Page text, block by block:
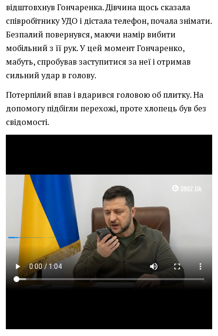
відштовхнув Гончаренка. Дівчина щось сказала
співробітнику УДО і дістала телефон, почала знімати.
Безпалий повернувся, маючи намір вибити
мобільний з її рук. У цей момент Гончаренко,
мабуть, спробував заступитися за неї і отримав
сильний удар в голову.
Потерпілий впав і вдарився головою об плитку. На
допомогу підбігли перехожі, проте хлопець був без
свідомості.